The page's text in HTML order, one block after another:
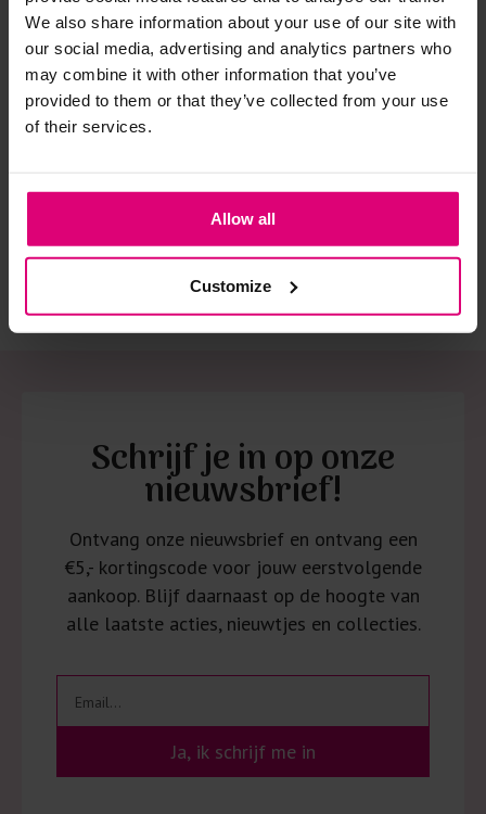
We also share information about your use of our site with
our social media, advertising and analytics partners who
may combine it with other information that you’ve
provided to them or that they’ve collected from your use
of their services.
Allow all
Customize
Strijkijzer/droogtrommel:
Kledingstukken met elastine zijn niet bestand tegen de hitte
van het strijkijzer en/of de droogtrommel. Ook in veel
Twijfels? Wij staan klaar voor advies op maat.
Neo noir
€ 53.97
€ 59.98
€ 119.95
Schrijf je in op onze
nieuwsbrief!
Ontvang onze nieuwsbrief en ontvang een
€5,- kortingscode voor jouw eerstvolgende
aankoop. Blijf daarnaast op de hoogte van
alle laatste acties, nieuwtjes en collecties.
Ja, ik schrijf me in